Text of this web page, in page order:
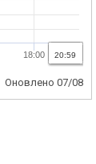
18:00 20:59
Оновлено 07/08